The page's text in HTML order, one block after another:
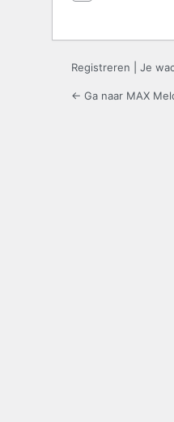
Registreren Je
← Ga naar MAX